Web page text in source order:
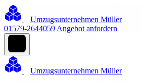
Umzugsunternehmen Müller
01579-2644059 Angebot anfordern
Umzugsunternehmen Müller